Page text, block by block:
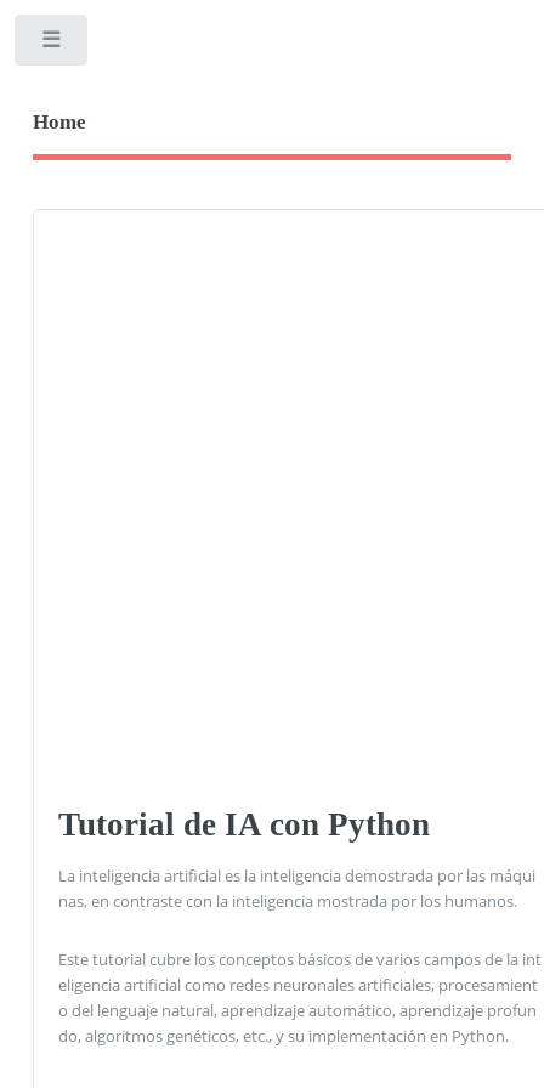
Home
Tutorial de IA con Python
La inteligencia artificial es la inteligencia demostrada por las máqui
nas, en contraste con la inteligencia mostrada por los humanos.
Este tutorial cubre los conceptos básicos de varios campos de la int
eligencia artificial como redes neuronales artificiales, procesamient
o del lenguaje natural, aprendizaje automático, aprendizaje profun
do, algoritmos genéticos, etc., y su implementación en Python.